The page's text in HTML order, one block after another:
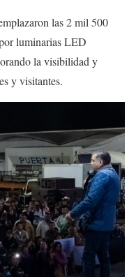
las 2 mil 500
luminarias LED
la visibilidad y
y visitantes.